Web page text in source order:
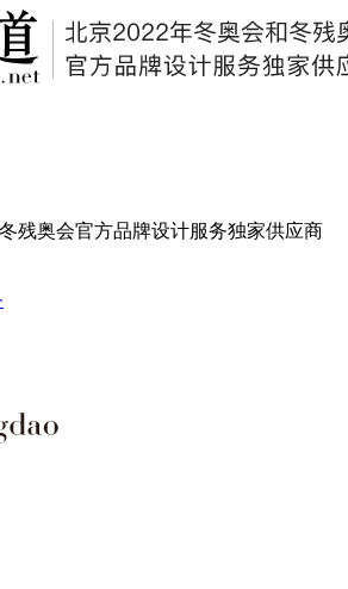
残奥会官方品牌设计服务独家供应商